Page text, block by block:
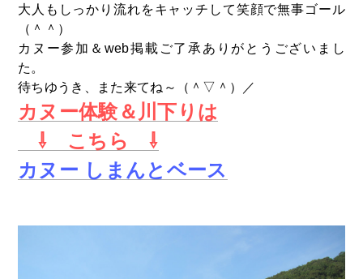
大人もしっかり流れをキャッチして笑顔で無事ゴール
（＾＾）
カヌー参加＆web掲載ご了承ありがとうございまし
た。
待ちゆうき、また来てね～（＾▽＾）／
カヌー体験＆川下りは
⇩ こちら ⇩
カヌー しまんとベース